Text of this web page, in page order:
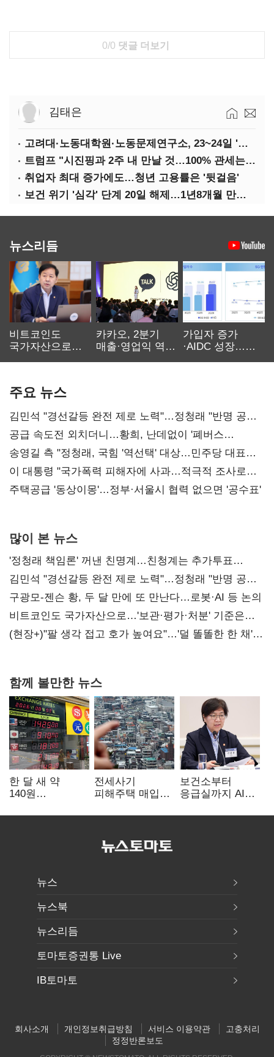
0/0 댓글 더보기
김태은
고려대·노동대학원·노동문제연구소, 23~24일 '국제학술회의'
트럼프 "시진핑과 2주 내 만날 것…100% 관세는 지속 불가"
취업자 최대 증가에도…청년 고용률은 '뒷걸음'
보건 위기 '심각' 단계 20일 해제…1년8개월 만에 '의료 대란' 종료
뉴스리듬
비트코인도
국가자산으로…'
카카오, 2분기
매출·영업익 역대
가입자 증가
·AIDC 성장…
주요 뉴스
김민석 "경선갈등 완전 제로 노력"…정청래 "반명 공세
사과부터"
공급 속도전 외치더니…황희, 난데없이 '폐버스
리모델링' 제안
송영길 측 "정청래, 국힘 '역선택' 대상…민주당 대표로
총선 지휘 못해"
이 대통령 "국가폭력 피해자에 사과…적극적 조사로
진실 밝혀야"
주택공급 '동상이몽'…정부·서울시 협력 없으면 '공수표'
많이 본 뉴스
'정청래 책임론' 꺼낸 친명계…친청계는 추가투표
때리기
김민석 "경선갈등 완전 제로 노력"…정청래 "반명 공세
사과부터"
구광모-젠슨 황, 두 달 만에 또 만난다…로봇·AI 등 논의
비트코인도 국가자산으로…'보관·평가·처분' 기준은
숙제
(현장+)"팔 생각 접고 호가 높여요"…'덜 똘똘한 한 채'
함께 볼만한 뉴스
한 달 새 약
140원
엔저'에 원화
전세사기
피해주택 매입
누적 피해자
보건소부터
응급실까지 AI
혁신 본격화
뉴스
뉴스북
뉴스리듬
토마토증권통 Live
IB토마토
회사소개 개인정보취급방침 서비스 이용약관
고충처리
정정반론보도